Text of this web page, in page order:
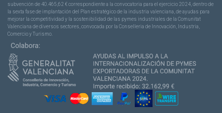
subvención de 40.465,62 € correspondiente a la convocatoria para el ejercicio 2024, dentro de
la sexta fase de implantación del Plan estratégico de la industria valenciana, de ayudas para
mejorar la competitividad y la sostenibilidad de las pymes industriales de la Comunitat
Valenciana de diversos sectores, convocada por la Conselleria de Innovación, Industria,
Comercio y Turismo.